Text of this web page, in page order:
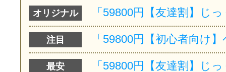
オリジナル
注目
最安